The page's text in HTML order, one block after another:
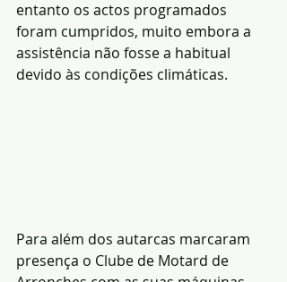
entanto os actos programados
foram cumpridos, muito embora a
assistência não fosse a habitual
devido às condições climáticas.
Para além dos autarcas marcaram
presença o Clube de Motard de